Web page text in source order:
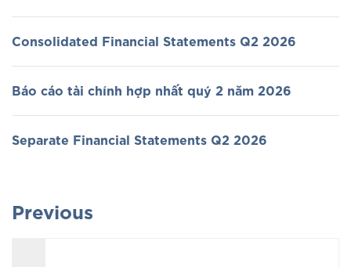
Consolidated Financial Statements Q2 2026
Báo cáo tài chính hợp nhất quý 2 năm 2026
Separate Financial Statements Q2 2026
Previous